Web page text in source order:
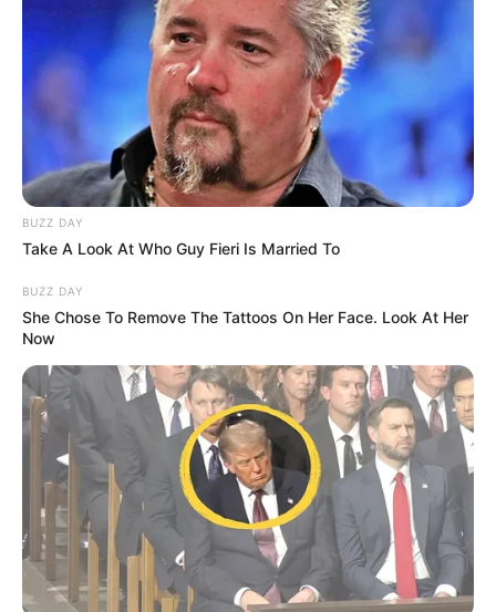
BUZZ DAY
Take A Look At Who Guy Fieri Is Married To
BUZZ DAY
She Chose To Remove The Tattoos On Her Face. Look At Her
Now